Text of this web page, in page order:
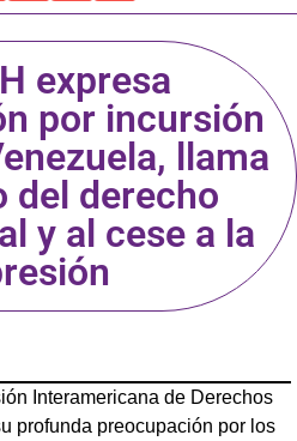
expresa
por incursión
llama
del derecho
y al cese a la
Interamericana de Derechos
profunda preocupación por los